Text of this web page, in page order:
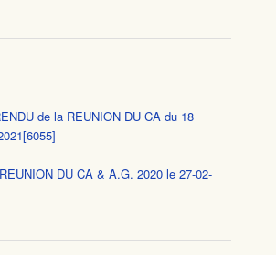
de la REUNION DU CA du 18
DU CA & A.G. 2020 le 27-02-